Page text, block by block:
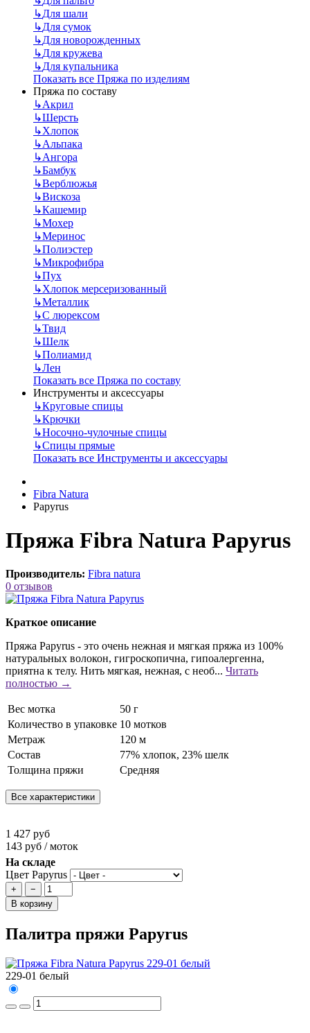
↳Для шали
↳Для сумок
↳Для новорожденных
↳Для кружева
↳Для купальника
Показать все Пряжа по изделиям
Пряжа по составу
↳Акрил
↳Шерсть
↳Хлопок
↳Альпака
↳Ангора
↳Бамбук
↳Верблюжья
↳Вискоза
↳Кашемир
↳Мохер
↳Меринос
↳Полиэстер
↳Микрофибра
↳Пух
↳Хлопок мерсеризованный
↳Металлик
↳С люрексом
↳Твид
↳Шелк
↳Полиамид
↳Лен
Показать все Пряжа по составу
Инструменты и аксессуары
↳Круговые спицы
↳Крючки
↳Носочно-чулочные спицы
↳Спицы прямые
Показать все Инструменты и аксессуары
Fibra Natura
Papyrus
Пряжа Fibra Natura Papyrus
Производитель: Fibra natura
0 отзывов
Краткое описание
Пряжа Papyrus - это очень нежная и мягкая пряжа из 100%
натуральных волокон, гигроскопична, гипоалергенна,
приятна к телу. Нить мягкая, нежная, с необ... Читать
полностью →
Вес мотка
50 г
Количество в упаковке 10 мотков
Метраж
120 м
Состав
77% хлопок, 23% шелк
Толщина пряжи
Средняя
Все характеристики
1 427 руб
143 руб / моток
На складе
Цвет Papyrus
+
−
В корзину
Палитра пряжи Papyrus
229-01 белый